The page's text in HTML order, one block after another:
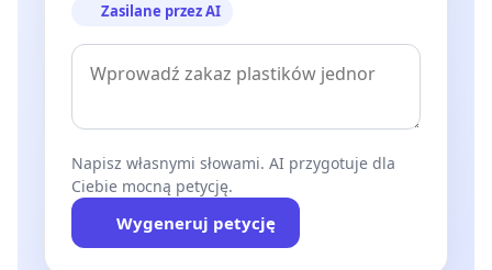
Zasilane przez AI
Napisz własnymi słowami. AI przygotuje dla
Ciebie mocną petycję.
Wygeneruj petycję